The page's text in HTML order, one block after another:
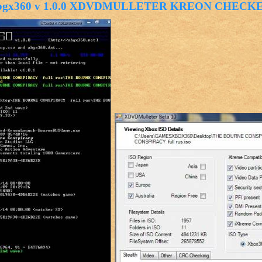
v 1.0.0 XDVDMULLETER KREON